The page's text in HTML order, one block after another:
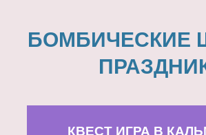
БОМБИЧЕСКИЕ
КВЕСТ ИГРА В